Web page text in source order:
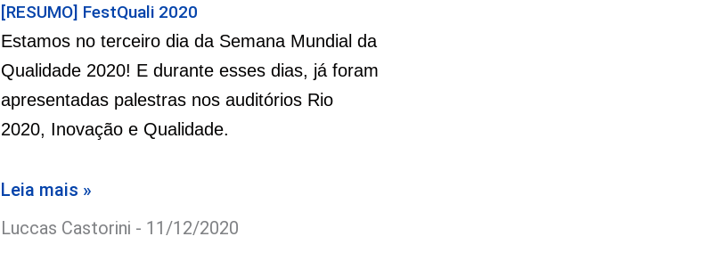
[RESUMO] FestQuali 2020
Estamos no terceiro dia da Semana Mundial da
Qualidade 2020! E durante esses dias, já foram
apresentadas palestras nos auditórios Rio
2020, Inovação e Qualidade.
Leia mais »
Luccas Castorini
11/12/2020